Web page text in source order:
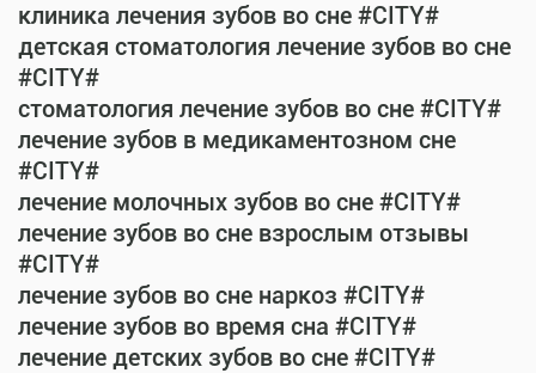
клиника лечения зубов во сне #CITY#
детская стоматология лечение зубов во сне
#CITY#
стоматология лечение зубов во сне #CITY#
лечение зубов в медикаментозном сне
#CITY#
лечение молочных зубов во сне #CITY#
лечение зубов во сне взрослым отзывы
#CITY#
лечение зубов во сне наркоз #CITY#
лечение зубов во время сна #CITY#
лечение детских зубов во сне #CITY#